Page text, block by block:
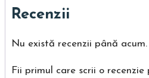
Recenzii
Nu există recenzii până acum.
Fii primul care scrii o recenzie